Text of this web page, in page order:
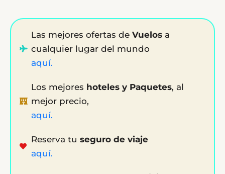
Las mejores ofertas de Vuelos a
cualquier lugar del mundo
aquí.
Los mejores hoteles y Paquetes, al
mejor precio,
aquí.
Reserva tu seguro de viaje
aquí.